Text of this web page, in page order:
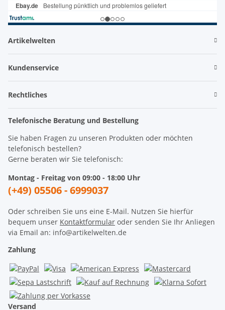
Artikelwelten
Kundenservice
Rechtliches
Telefonische Beratung und Bestellung
Sie haben Fragen zu unseren Produkten oder möchten
telefonisch bestellen?
Gerne beraten wir Sie telefonisch:
Montag - Freitag von 09:00 - 18:00 Uhr
(+49) 05506 - 6999037
Oder schreiben Sie uns eine E-Mail. Nutzen Sie hierfür
bequem unser Kontaktformular oder senden Sie Ihr Anliegen
via Email an: info@artikelwelten.de
Zahlung
Versand